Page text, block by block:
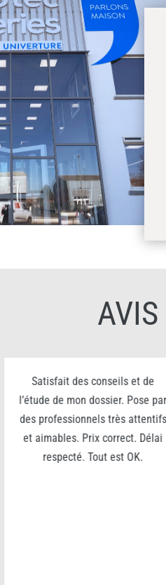
AVIS
Satisfait des conseils et de
l’étude de mon dossier. Pose
des professionnels très
et aimables. Prix correct. Délai
respecté. Tout est OK.